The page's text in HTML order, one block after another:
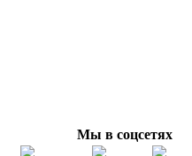
Мы в соцсетях